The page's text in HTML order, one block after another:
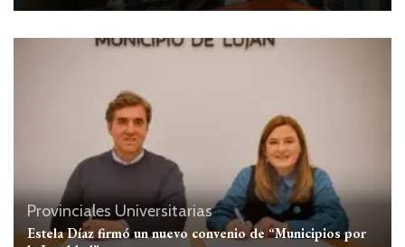
Provinciales Universitarias
Estela Díaz firmó un nuevo convenio de “Municipios por